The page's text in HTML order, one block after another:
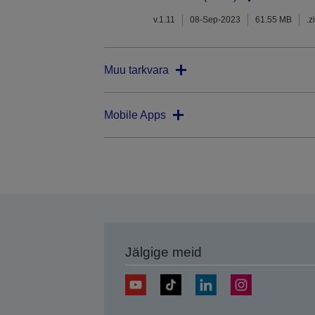
v.1.11 08-Sep-2023 61.55 MB
Muu tarkvara
Mobile Apps
Jälgige meid